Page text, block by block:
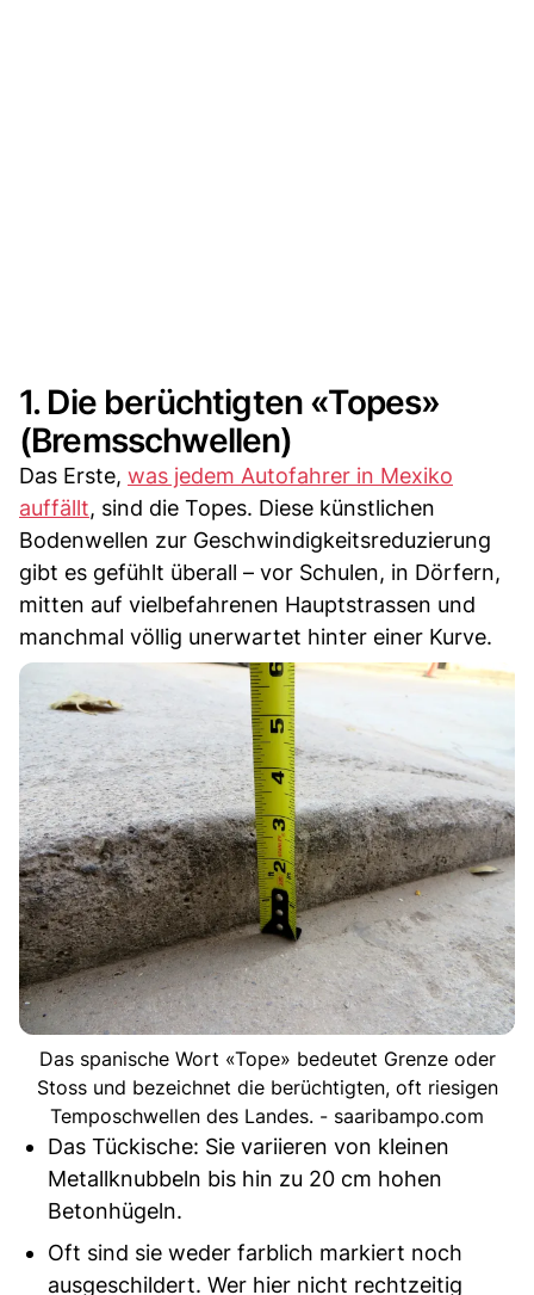
1. Die berüchtigten «Topes»
(Bremsschwellen)
Das Erste, was jedem Autofahrer in Mexiko
auffällt, sind die Topes. Diese künstlichen
Bodenwellen zur Geschwindigkeitsreduzierung
gibt es gefühlt überall – vor Schulen, in Dörfern,
mitten auf vielbefahrenen Hauptstrassen und
manchmal völlig unerwartet hinter einer Kurve.
Das spanische Wort «Tope» bedeutet Grenze oder
Stoss und bezeichnet die berüchtigten, oft riesigen
Temposchwellen des Landes. - saaribampo.com
Das Tückische: Sie variieren von kleinen
Metallknubbeln bis hin zu 20 cm hohen
Betonhügeln.
Oft sind sie weder farblich markiert noch
ausgeschildert. Wer hier nicht rechtzeitig